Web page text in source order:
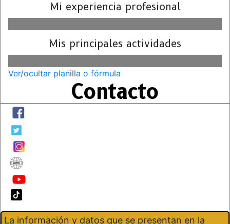
Mi experiencia profesional
Mis principales actividades
Ver/ocultar planilla o fórmula
Contacto
La información y datos que se presentan en la